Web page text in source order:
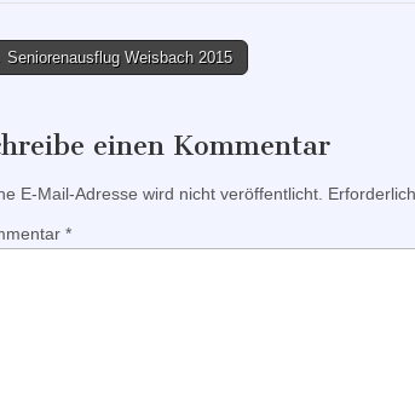
Weisbach 2015
einen Kommentar
E-Mail-Adresse wird nicht veröffentlicht.
*